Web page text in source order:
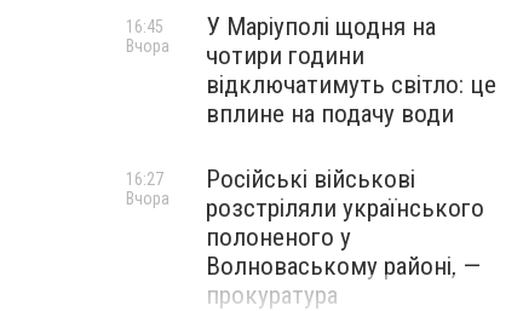
У Маріуполі щодня на
чотири години
відключатимуть світло: це
вплине на подачу води
16:45
Вчора
Російські військові
розстріляли українського
полоненого у
Волноваському районі, —
прокуратура
16:27
Вчора